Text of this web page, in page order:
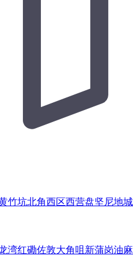
竹坑北角西区西营盘坚尼地城
湾红磡佐敦大角咀 新蒲岗油麻